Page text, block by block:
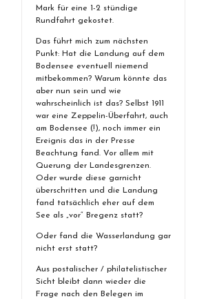
Mark für eine 1-2 stündige
Rundfahrt gekostet.
Das führt mich zum nächsten
Punkt: Hat die Landung auf dem
Bodensee eventuell niemend
mitbekommen? Warum könnte das
aber nun sein und wie
wahrscheinlich ist das? Selbst 1911
war eine Zeppelin-Überfahrt, auch
am Bodensee (!), noch immer ein
Ereignis das in der Presse
Beachtung fand. Vor allem mit
Querung der Landesgrenzen.
Oder wurde diese garnicht
überschritten und die Landung
fand tatsächlich eher auf dem
See als „vor“ Bregenz statt?
Oder fand die Wasserlandung gar
nicht erst statt?
Aus postalischer / philatelistischer
Sicht bleibt dann wieder die
Frage nach den Belegen im